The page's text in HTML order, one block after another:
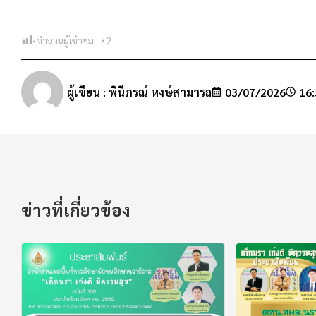
จำนวนผู้เข้าชม : 2
ผู้เขียน : พินีภรณ์ หงษ์สามารถ 03/07/2026
ข่าวที่เกี่ยวข้อง